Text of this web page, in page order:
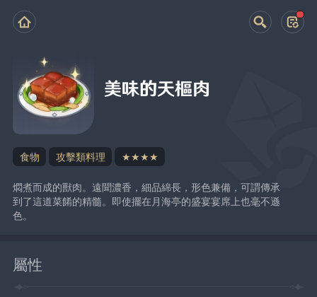
美味的天樞肉
食物 攻擊類料理 ★★★★
燜煮而成的獸肉。遠聞濃香，細品綿長，形色兼備，可謂傳承
到了這道菜餚的精髓。即使擺在月海亭的盛宴宴席上也毫不遜
色。
屬性